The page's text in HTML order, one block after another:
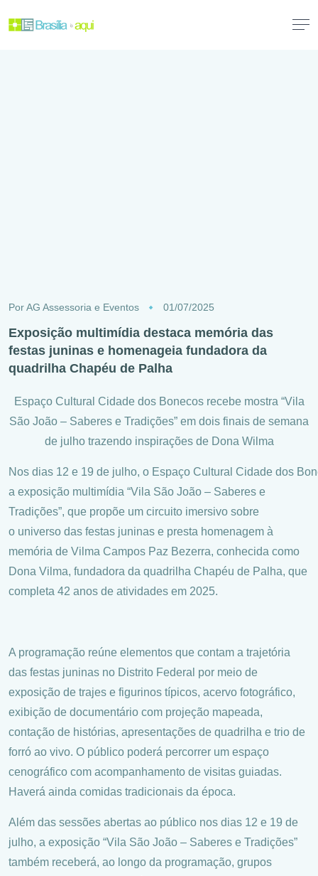
PorAG Assessoria e Eventos 01/07/2025
Exposição multimídia destaca memória das
festas juninas e homenageia fundadora da
quadrilha Chapéu de Palha
Espaço Cultural Cidade dos Bonecos recebe mostra “Vila
São João – Saberes e Tradições” em dois finais de semana
de julho trazendo inspirações de Dona Wilma
Nos dias 12 e 19 de julho, o Espaço Cultural Cidade dos
a exposição multimídia “Vila São João – Saberes e
Tradições”, que propõe um circuito imersivo sobre
o universo das festas juninas e presta homenagem à
memória de Vilma Campos Paz Bezerra, conhecida como
Dona Vilma, fundadora da quadrilha Chapéu de Palha, que
completa 42 anos de atividades em 2025.
A programação reúne elementos que contam a trajetória
das festas juninas no Distrito Federal por meio de
exposição de trajes e figurinos típicos, acervo fotográfico,
exibição de documentário com projeção mapeada,
contação de histórias, apresentações de quadrilha e trio de
forró ao vivo. O público poderá percorrer um espaço
cenográfico com acompanhamento de visitas guiadas.
Haverá ainda comidas tradicionais da época.
Além das sessões abertas ao público nos dias 12 e 19 de
julho, a exposição “Vila São João – Saberes e Tradições”
também receberá, ao longo da programação, grupos